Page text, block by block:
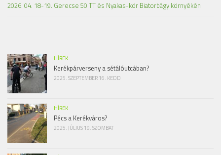
2026. 04. 18-19. Gerecse 50 TT és Nyakas-kör Biatorbágy környékén
HÍREK
Kerékpárverseny a sétálóutcában?
2025. SZEPTEMBER 16. KEDD
HÍREK
Pécs a Kerékváros?
2025. JÚLIUS 19. SZOMBAT